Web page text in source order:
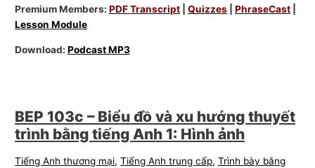
Premium Members:PDF Transcript |Quizzes |PhraseCast
Lesson Module
Download:Podcast MP3
BEP 103c – Biểu đồ và xu hướng thuyết
trình bằng tiếng Anh 1: Hình ảnh
Tiếng Anh thương mại,Tiếng Anh trung cấp,Trình bày bằng